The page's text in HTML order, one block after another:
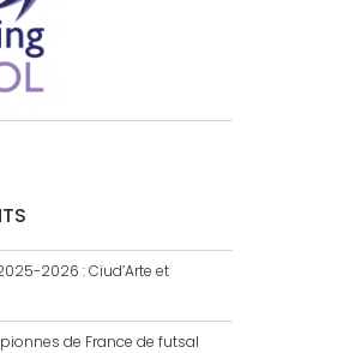
2026 : Ciud’Arte et
de France de futsal